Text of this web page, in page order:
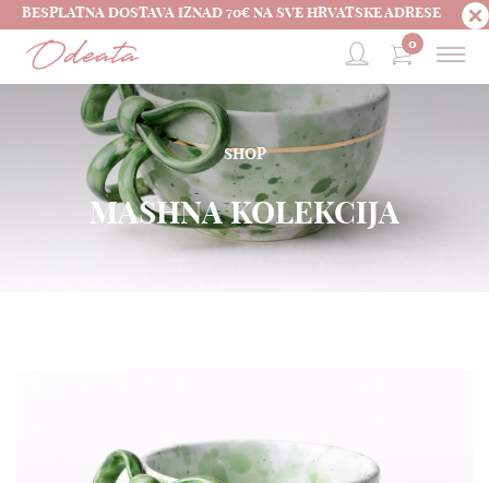
BESPLATNA DOSTAVA IZNAD 70€ NA SVE HRVATSKE ADRESE
0
SHOP
MASHNA KOLEKCIJA